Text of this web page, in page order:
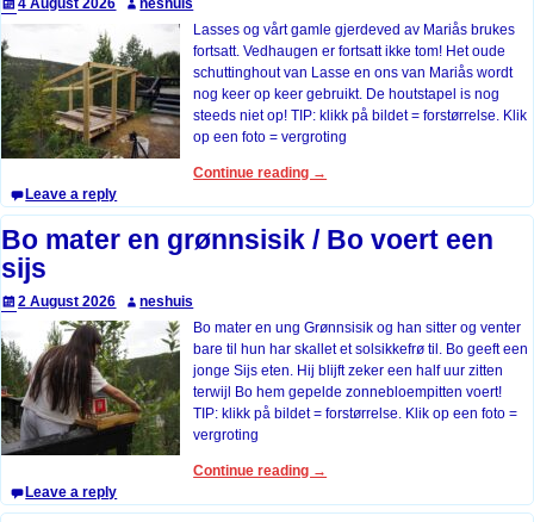
4 August 2026
neshuis
Lasses og vårt gamle gjerdeved av Mariås brukes
fortsatt. Vedhaugen er fortsatt ikke tom! Het oude
schuttinghout van Lasse en ons van Mariås wordt
nog keer op keer gebruikt. De houtstapel is nog
steeds niet op! TIP: klikk på bildet = forstørrelse. Klik
op een foto = vergroting
Continue reading →
Leave a reply
Bo mater en grønnsisik / Bo voert een
sijs
2 August 2026
neshuis
Bo mater en ung Grønnsisik og han sitter og venter
bare til hun har skallet et solsikkefrø til. Bo geeft een
jonge Sijs eten. Hij blijft zeker een half uur zitten
terwijl Bo hem gepelde zonnebloempitten voert!
TIP: klikk på bildet = forstørrelse. Klik op een foto =
vergroting
Continue reading →
Leave a reply